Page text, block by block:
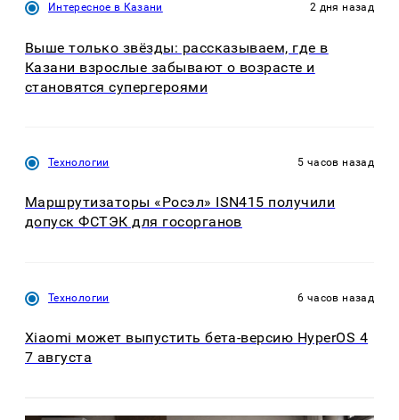
Интересное в Казани 2 дня назад
Выше только звёзды: рассказываем, где в
Казани взрослые забывают о возрасте и
становятся супергероями
Технологии 5 часов назад
Маршрутизаторы «Росэл» ISN415 получили
допуск ФСТЭК для госорганов
Технологии 6 часов назад
Xiaomi может выпустить бета-версию HyperOS 4
7 августа